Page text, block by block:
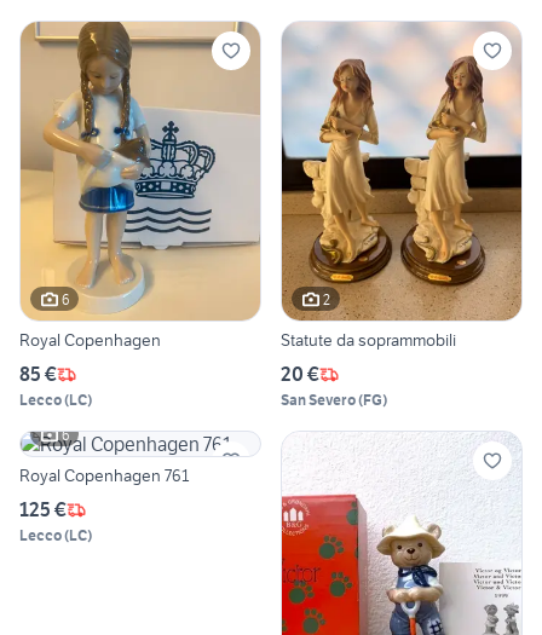
6
Royal Copenhagen
85 €
Lecco(LC)
2
Statute da soprammobili
20 €
San Severo(FG)
6
Royal Copenhagen 761
125 €
Lecco(LC)